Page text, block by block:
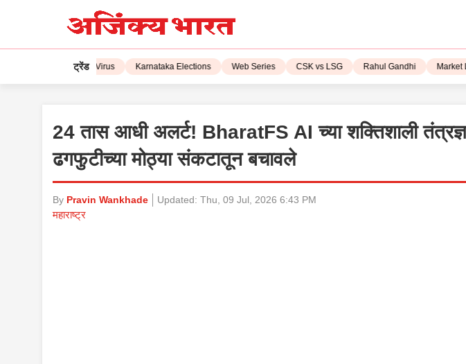
ट्रेंड
Corona Virus Karnataka Elections Web Series CSK vs LSG Rahul Gandhi Market Live!
24 तास आधी अलर्ट! BharatFS AI च्या शक्तिशाली
ढगफुटीच्या मोठ्या संकटातून बचावले
By Pravin Wankhade Updated: Thu, 09 Jul, 2026 6:43 PM
महाराष्ट्र